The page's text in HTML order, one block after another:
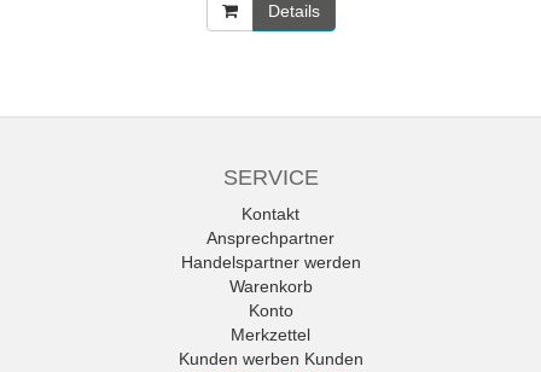
Details
SERVICE
Kontakt
Ansprechpartner
Handelspartner werden
Warenkorb
Konto
Merkzettel
Kunden werben Kunden